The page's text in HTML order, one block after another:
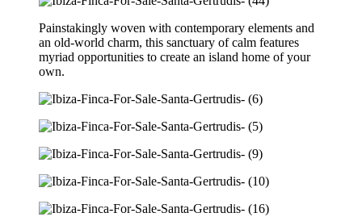
Painstakingly woven with contemporary elements and
an old-world charm, this sanctuary of calm features
myriad opportunities to create an island home of your
own.